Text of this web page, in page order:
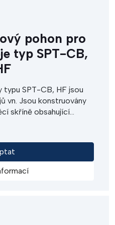
pohon pro
typ SPT-CB,
SPT-CB, HF jsou
vn. Jsou konstruovány
skříně obsahující
a jistící přístroje.
se vyznačují vysokou
i svépomocná